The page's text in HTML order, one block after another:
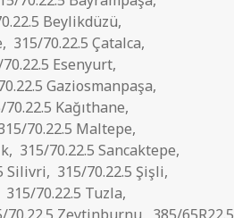
Beylikdüzü,
, 315/70.22.5 Çatalca,
Esenyurt,
Gaziosmanpaşa,
70.22.5 Kağıthane,
70.22.5 Maltepe,
, 315/70.22.5 Sancaktepe,
Silivri, 315/70.22.5 Şişli,
315/70.22.5 Tuzla,